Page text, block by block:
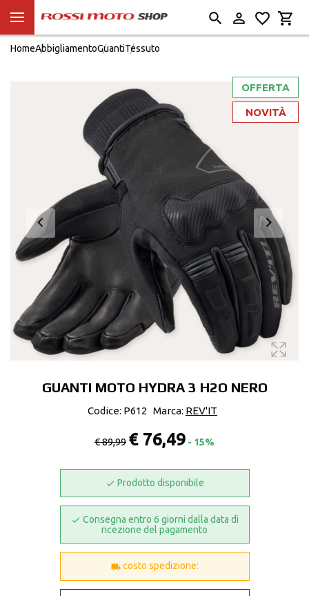
HomeAbbigliamentoGuantiTessuto
OFFERTA
NOVITÀ
GUANTI MOTO HYDRA 3 H2O NERO
Codice: P612 Marca: REV'IT
€ 89,99 € 76,49 - 15%
Prodotto disponibile
Consegna entro 6 giorni dalla data di
ricezione del pagamento
costo spedizione: